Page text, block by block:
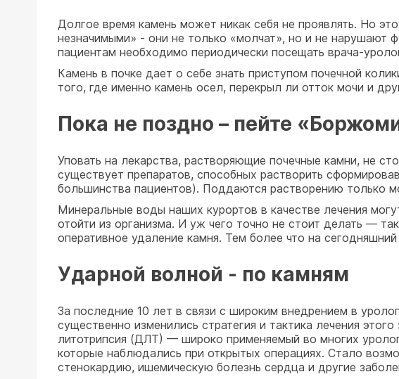
Долгое время камень может никак себя не проявлять. Но
незначимыми» - они не только «молчат», но и не нарушают
пациентам необходимо периодически посещать врача-
Камень в почке дает о себе знать приступом почечной
того, где именно камень осел, перекрыл ли отток мочи и
Пока не поздно – пейте
Уповать на лекарства, растворяющие почечные камни, не
существует препаратов, способных растворить
большинства пациентов). Поддаются растворению только
Минеральные воды наших курортов в качестве лечения
отойти из организма. И уж чего точно не стоит делать —
оперативное удаление камня. Тем более что на
Ударной волной - по камням
За последние 10 лет в связи с широким внедрением в
существенно изменились стратегия и тактика лечения
литотрипсия (ДЛТ) — широко применяемый во многих
которые наблюдались при открытых операциях. Стало
стенокардию, ишемическую болезнь сердца и другие